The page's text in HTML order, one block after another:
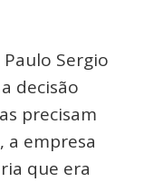
Sergio
decisão
precisam
a empresa
que era